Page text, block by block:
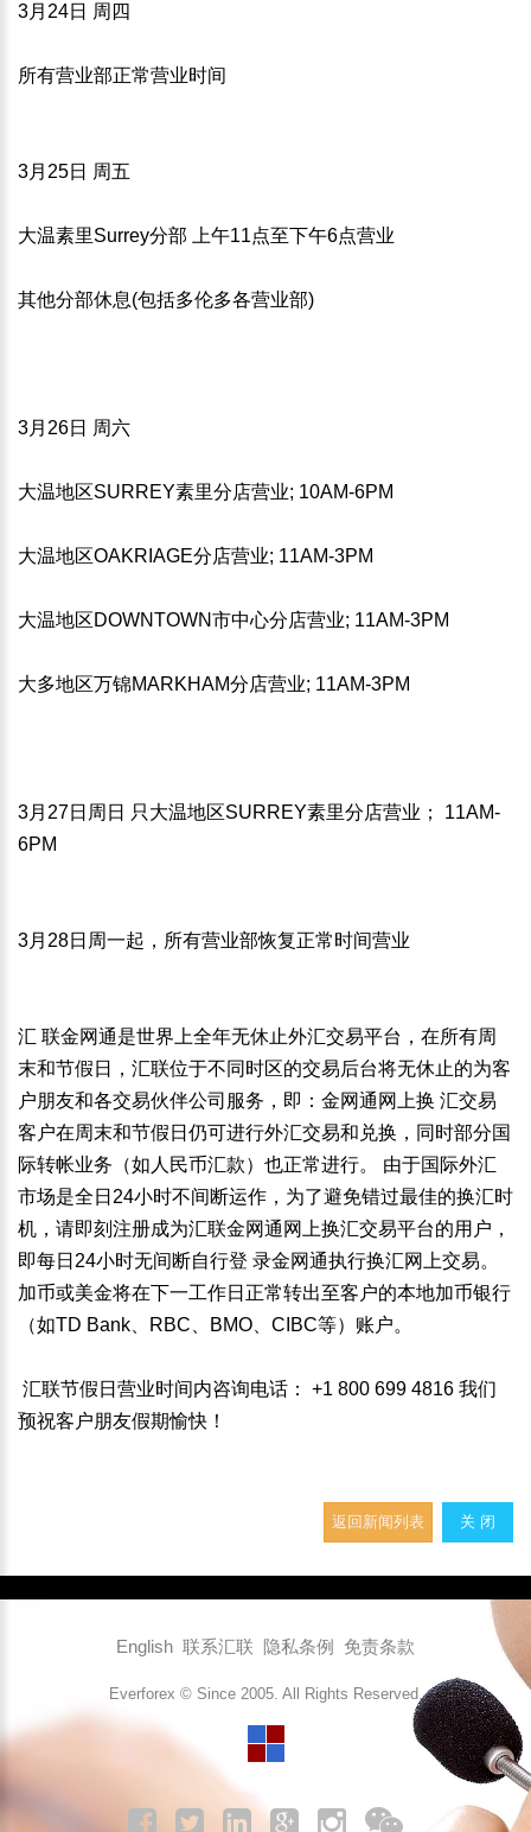
3月24日 周四
所有营业部正常营业时间
3月25日 周五
大温素里Surrey分部 上午11点至下午6点营业
其他分部休息(包括多伦多各营业部)
3月26日 周六
大温地区SURREY素里分店营业; 10AM-6PM
大温地区OAKRIAGE分店营业; 11AM-3PM
大温地区DOWNTOWN市中心分店营业; 11AM-3PM
大多地区万锦MARKHAM分店营业; 11AM-3PM
3月27日周日 只大温地区SURREY素里分店营业； 11AM-
6PM
3月28日周一起，所有营业部恢复正常时间营业
汇 联金网通是世界上全年无休止外汇交易平台，在所有周
末和节假日，汇联位于不同时区的交易后台将无休止的为客
户朋友和各交易伙伴公司服务，即：金网通网上换 汇交易
客户在周末和节假日仍可进行外汇交易和兑换，同时部分国
际转帐业务（如人民币汇款）也正常进行。 由于国际外汇
市场是全日24小时不间断运作，为了避免错过最佳的换汇时
机，请即刻注册成为汇联金网通网上换汇交易平台的用户，
即每日24小时无间断自行登 录金网通执行换汇网上交易。
加币或美金将在下一工作日正常转出至客户的本地加币银行
（如TD Bank、RBC、BMO、CIBC等）账户。
汇联节假日营业时间内咨询电话： +1 800 699 4816 我们
预祝客户朋友假期愉快！
返回新闻列表 关 闭
English 联系汇联 隐私条例 免责条款
Everforex © Since 2005. All Rights Reserved.